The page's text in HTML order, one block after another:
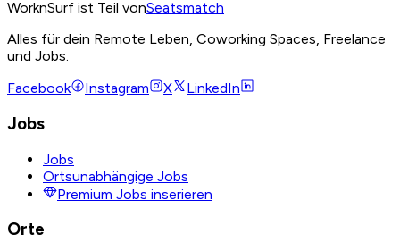
WorknSurf ist Teil vonSeatsmatch
Alles für dein Remote Leben, Coworking Spaces, Freelance
und Jobs.
Facebook
Instagram X LinkedIn
Jobs
Jobs
Ortsunabhängige Jobs
Premium Jobs inserieren
Orte